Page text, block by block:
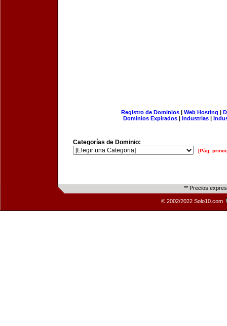
Registro de Dominios| Web Hosting |
Dominios Expirados | Industrias |
Categorías de Dominio:
[Pág.
** Precios
© 2002/2022 Solo10.com